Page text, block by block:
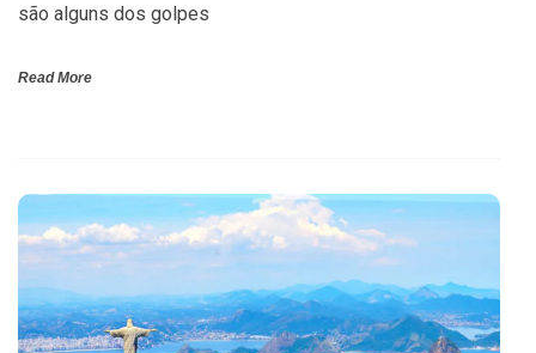
são alguns dos golpes
Read More